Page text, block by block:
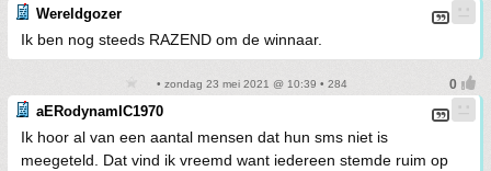
Wereldgozer
Ik ben nog steeds RAZEND om de winnaar.
• zondag 23 mei 2021 @ 10:39 • 284
aERodynamIC1970
Ik hoor al van een aantal mensen dat hun sms niet is
meegeteld. Dat vind ik vreemd want iedereen stemde ruim op